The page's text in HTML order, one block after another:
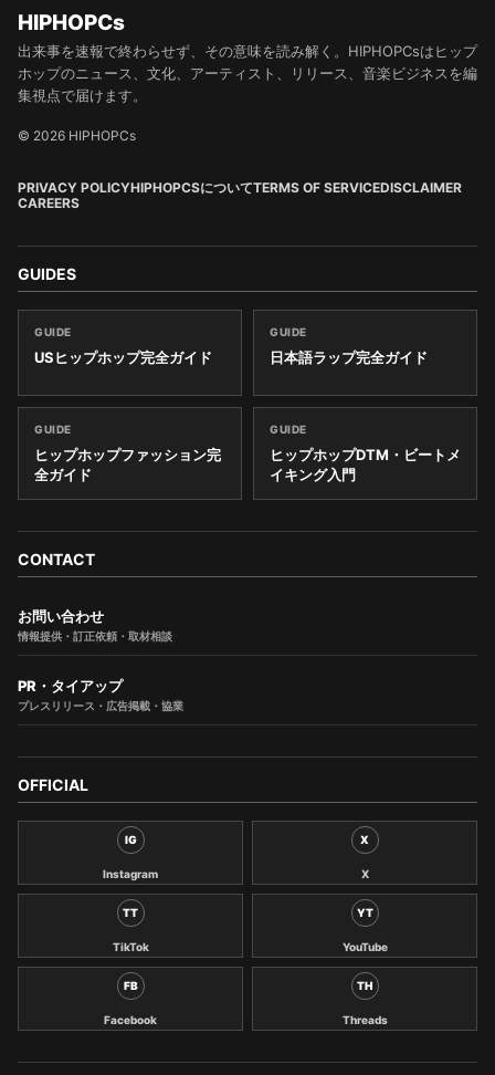
HIPHOPCs
出来事を速報で終わらせず、その意味を読み解く。HIPHOPCsはヒップ
ホップのニュース、文化、アーティスト、リリース、音楽ビジネスを編
集視点で届けます。
© 2026 HIPHOPCs
PRIVACY POLICYHIPHOPCSについてTERMS OF SERVICEDISCLAIMER
CAREERS
GUIDES
GUIDE
USヒップホップ完全ガイド
GUIDE
日本語ラップ完全ガイド
GUIDE
ヒップホップファッション完
全ガイド
GUIDE
ヒップホップDTM・ビートメ
イキング入門
CONTACT
お問い合わせ
情報提供・訂正依頼・取材相談
PR・タイアップ
プレスリリース・広告掲載・協業
OFFICIAL
IG
Instagram
X
X
TT
TikTok
YT
YouTube
FB
Facebook
TH
Threads